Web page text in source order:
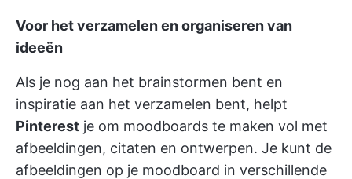
Voor het verzamelen en organiseren van
ideeën
Als je nog aan het brainstormen bent en
inspiratie aan het verzamelen bent, helpt
Pinterest je om moodboards te maken vol met
afbeeldingen, citaten en ontwerpen. Je kunt de
afbeeldingen op je moodboard in verschillende